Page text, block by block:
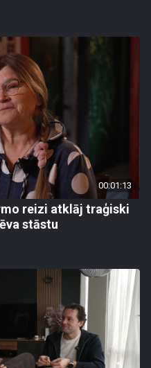
00:01:13
reizi atklāj traģiski
stāstu